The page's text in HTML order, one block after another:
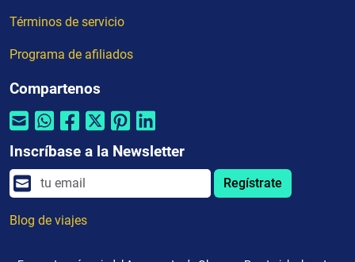
Términos de servicio
Programa de afiliados
Compartenos
Inscríbase a la Newsletter
Regístrate
Blog de viajes